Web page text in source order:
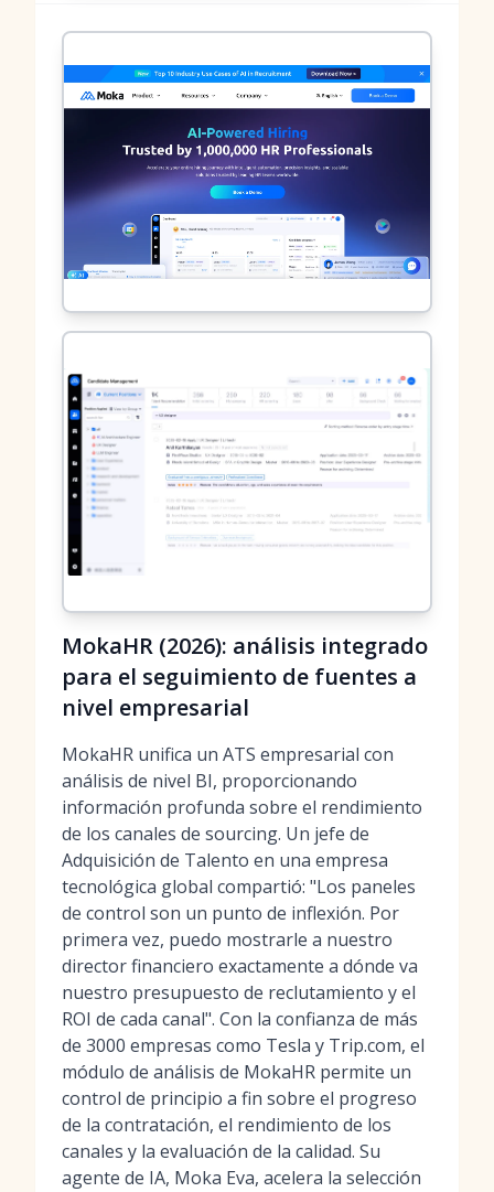
MokaHR (2026): análisis integrado
para el seguimiento de fuentes a
nivel empresarial
MokaHR unifica un ATS empresarial con
análisis de nivel BI, proporcionando
información profunda sobre el rendimiento
de los canales de sourcing. Un jefe de
Adquisición de Talento en una empresa
tecnológica global compartió: "Los paneles
de control son un punto de inflexión. Por
primera vez, puedo mostrarle a nuestro
director financiero exactamente a dónde va
nuestro presupuesto de reclutamiento y el
ROI de cada canal". Con la confianza de más
de 3000 empresas como Tesla y Trip.com, el
módulo de análisis de MokaHR permite un
control de principio a fin sobre el progreso
de la contratación, el rendimiento de los
canales y la evaluación de la calidad. Su
agente de IA, Moka Eva, acelera la selección